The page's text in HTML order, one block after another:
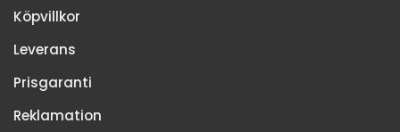
Köpvillkor
Leverans
Prisgaranti
Reklamation